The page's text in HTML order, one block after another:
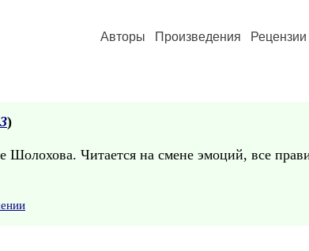
Авторы Произведения Рецензии
)
Читается на смене эмоций, все